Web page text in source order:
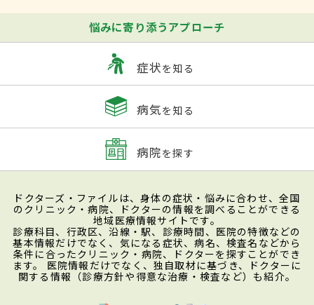
悩みに寄り添うアプローチ
症状を知る
病気を知る
病院を探す
ドクターズ・ファイルは、身体の症状・悩みに合わせ、全国
のクリニック・病院、ドクターの情報を調べることができる
地域医療情報サイトです。
診療科目、行政区、沿線・駅、診療時間、医院の特徴などの
基本情報だけでなく、気になる症状、病名、検査名などから
条件に合ったクリニック・病院、ドクターを探すことができ
ます。 医院情報だけでなく、独自取材に基づき、ドクターに
関する情報（診療方針や得意な治療・検査など）も紹介。